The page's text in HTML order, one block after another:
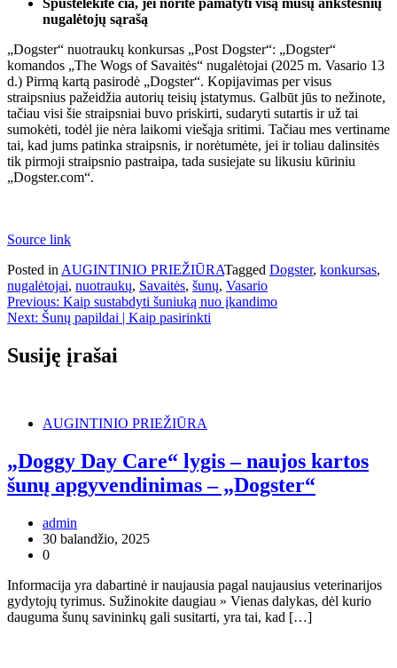
nugalėtojų sąrašą
„Dogster“ nuotraukų konkursas „Post Dogster“: „Dogster“
komandos „The Wogs of Savaitės“ nugalėtojai (2025 m. Vasario 13
d.) Pirmą kartą pasirodė „Dogster“. Kopijavimas per visus
straipsnius pažeidžia autorių teisių įstatymus. Galbūt jūs to nežinote,
tačiau visi šie straipsniai buvo priskirti, sudaryti sutartis ir už tai
sumokėti, todėl jie nėra laikomi viešąja sritimi. Tačiau mes vertiname
tai, kad jums patinka straipsnis, ir norėtumėte, jei ir toliau dalinsitės
tik pirmoji straipsnio pastraipa, tada susiejate su likusiu kūriniu
„Dogster.com“.
Source link
Posted in AUGINTINIO PRIEŽIŪRATagged Dogster, konkursas,
nugalėtojai, nuotraukų, Savaitės, šunų, Vasario
Navigacija
tarp
įrašų
Previous: Kaip sustabdyti šuniuką nuo įkandimo
Next: Šunų papildai | Kaip pasirinkti
Susiję įrašai
AUGINTINIO PRIEŽIŪRA
„Doggy Day Care“ lygis – naujos kartos
šunų apgyvendinimas – „Dogster“
admin
30 balandžio, 2025
0
Informacija yra dabartinė ir naujausia pagal naujausius veterinarijos
gydytojų tyrimus. Sužinokite daugiau » Vienas dalykas, dėl kurio
dauguma šunų savininkų gali susitarti, yra tai, kad […]